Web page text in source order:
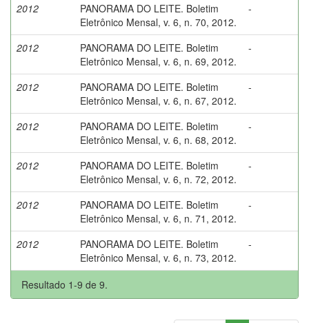
2012
PANORAMA DO LEITE. Boletim
Eletrônico Mensal, v. 6, n. 70, 2012.
-
2012
PANORAMA DO LEITE. Boletim
Eletrônico Mensal, v. 6, n. 69, 2012.
-
2012
PANORAMA DO LEITE. Boletim
Eletrônico Mensal, v. 6, n. 67, 2012.
-
2012
PANORAMA DO LEITE. Boletim
Eletrônico Mensal, v. 6, n. 68, 2012.
-
2012
PANORAMA DO LEITE. Boletim
Eletrônico Mensal, v. 6, n. 72, 2012.
-
2012
PANORAMA DO LEITE. Boletim
Eletrônico Mensal, v. 6, n. 71, 2012.
-
2012
PANORAMA DO LEITE. Boletim
Eletrônico Mensal, v. 6, n. 73, 2012.
-
Resultado 1-9 de 9.